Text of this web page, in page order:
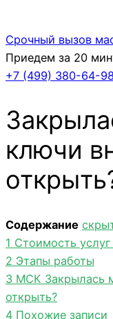
Срочный вызов
Приедем за 20
+7 (499) 380-64-98
ключи
Содержание
1 Стоимость
2 Этапы работы
3 МСК Закрылась
открыть?
4 Похожие записи